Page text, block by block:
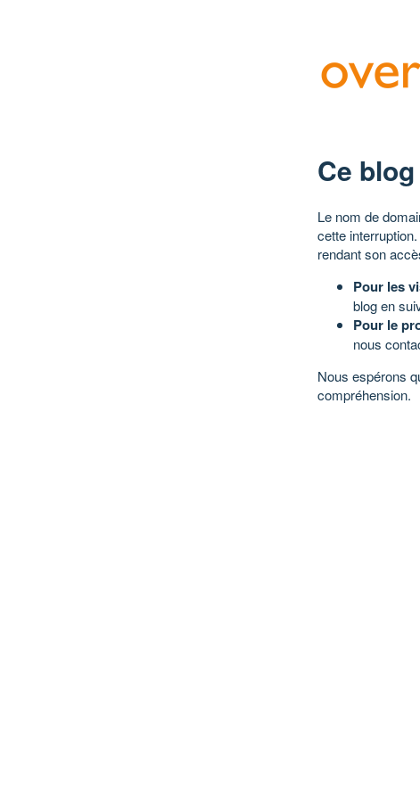
Ce
Le nom de
cette
rendant son
Pour les
blog en
Pour le
nous
Nous espérons
compréhension.